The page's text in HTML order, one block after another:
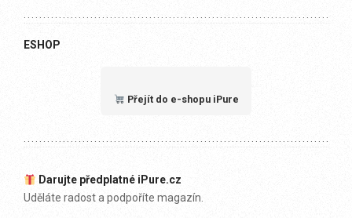
ESHOP
Přejít do e-shopu iPure
Darujte předplatné iPure.cz
Uděláte radost a podpoříte magazín.